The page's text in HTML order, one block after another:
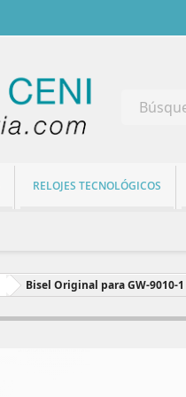
RELOJES TECNOLÓGICOS
Bisel Original para GW-9010-1